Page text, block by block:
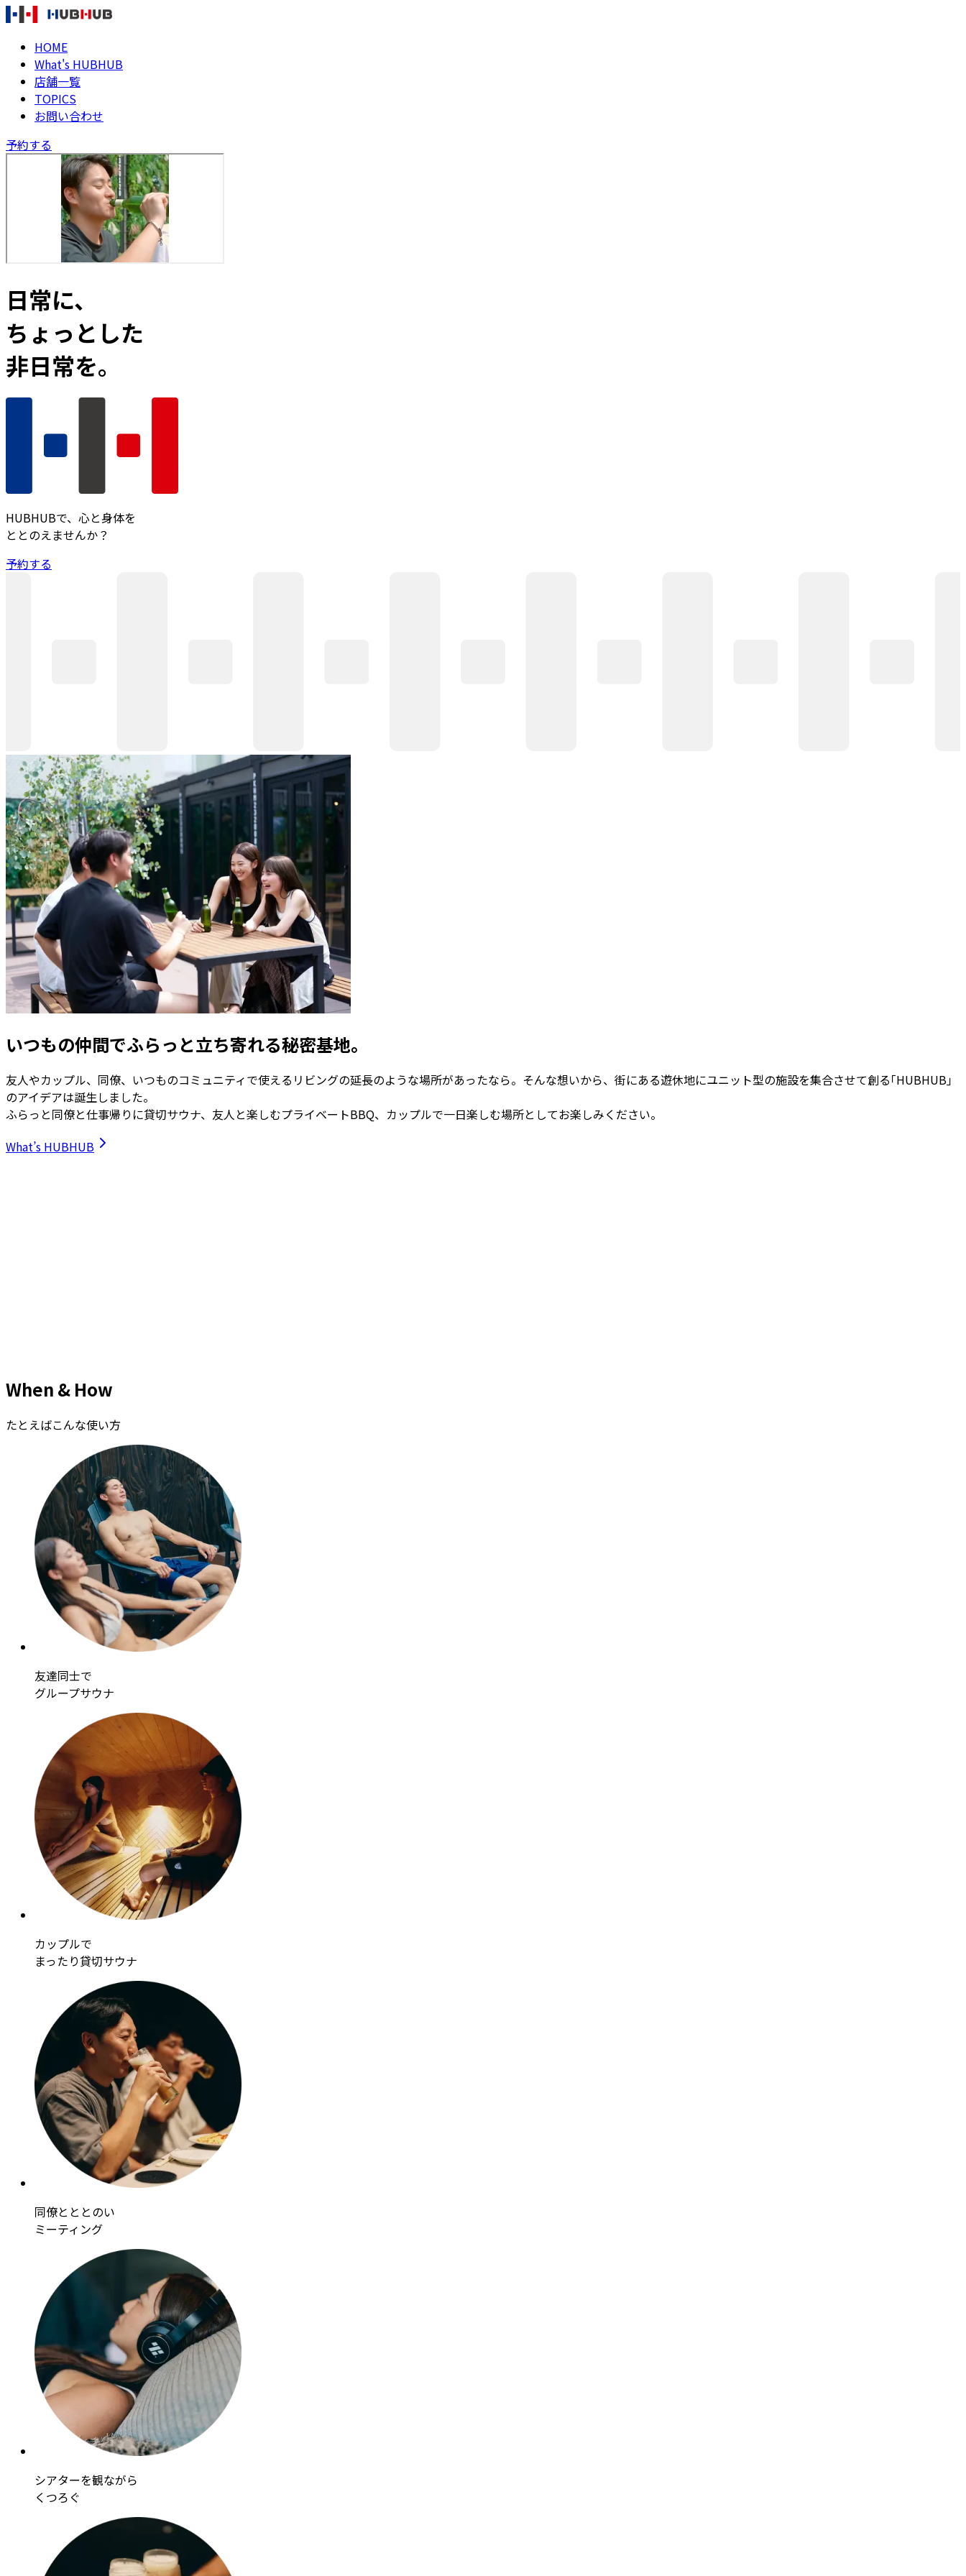
HOME
What's HUBHUB
店舗一覧
TOPICS
お問い合わせ
予約する
日常に、
ちょっとした
非日常を。
HUBHUBで、心と身体を
ととのえませんか？
予約する
いつもの仲間でふらっと立ち寄れる秘密基地。
友人やカップル、同僚、いつものコミュニティで使えるリビングの延長のような場所があったなら。そんな想いから、街にある遊休地にユニット型の施設を集合させて創る｢HUBHUB｣
のアイデアは誕生しました。
ふらっと同僚と仕事帰りに貸切サウナ、友人と楽しむプライベートBBQ、カップルで一日楽しむ場所としてお楽しみください。
What’s HUBHUB
When & How
たとえばこんな使い方
友達同士で
グループサウナ
カップルで
まったり貸切サウナ
同僚とととのい
ミーティング
シアターを観ながら
くつろぐ